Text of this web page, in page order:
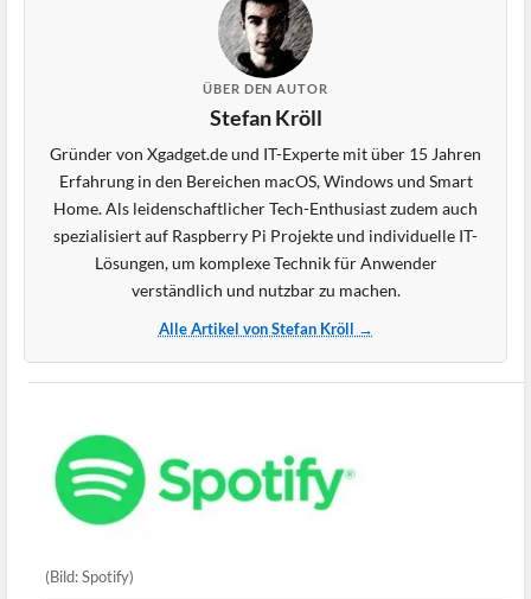
ÜBER DEN AUTOR
Stefan Kröll
Gründer von Xgadget.de und IT-Experte mit über 15 Jahren
Erfahrung in den Bereichen macOS, Windows und Smart
Home. Als leidenschaftlicher Tech-Enthusiast zudem auch
spezialisiert auf Raspberry Pi Projekte und individuelle IT-
Lösungen, um komplexe Technik für Anwender
verständlich und nutzbar zu machen.
Alle Artikel von Stefan Kröll →
(Bild: Spotify)